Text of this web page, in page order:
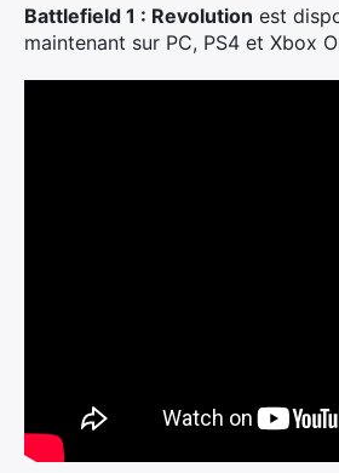
Battlefield 1 : Revolution est
maintenant sur PC, PS4 et Xbox